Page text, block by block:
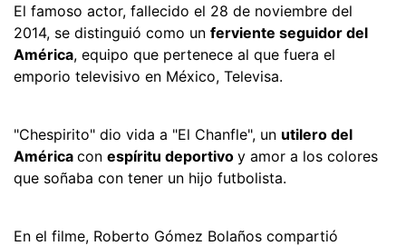
El famoso actor, fallecido el 28 de noviembre del
2014, se distinguió como un ferviente seguidor del
América, equipo que pertenece al que fuera el
emporio televisivo en México, Televisa.
"Chespirito" dio vida a "El Chanfle", un utilero del
América con espíritu deportivo y amor a los colores
que soñaba con tener un hijo futbolista.
En el filme, Roberto Gómez Bolaños compartió